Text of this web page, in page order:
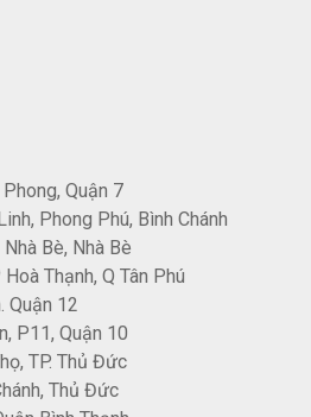
Quận 7
Phong Phú, Bình Chánh
Bè, Nhà Bè
Thạnh, Q Tân Phú
Quận 12
P11, Quận 10
TP. Thủ Đức
Thủ Đức